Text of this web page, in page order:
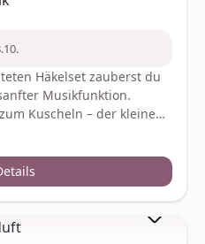
GmbHGartenkamp
Häkelset zauberst du
Musikfunktion.
Kuscheln – der kleine
beim Häkeln sondern
oder höherwertige
CreativeZae le